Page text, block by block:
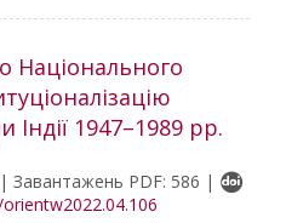
Національного
Індії 1947–1989 рр.
| Завантажень PDF: 586 |